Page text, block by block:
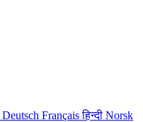
Deutsch Françaisहिन्दी Norsk